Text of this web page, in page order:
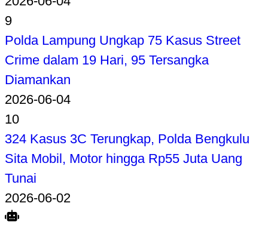
9
Polda Lampung Ungkap 75 Kasus Street
Crime dalam 19 Hari, 95 Tersangka
Diamankan
2026-06-04
10
324 Kasus 3C Terungkap, Polda Bengkulu
Sita Mobil, Motor hingga Rp55 Juta Uang
Tunai
2026-06-02